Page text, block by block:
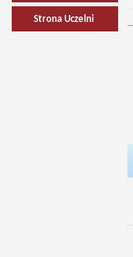
Strona Uczelni